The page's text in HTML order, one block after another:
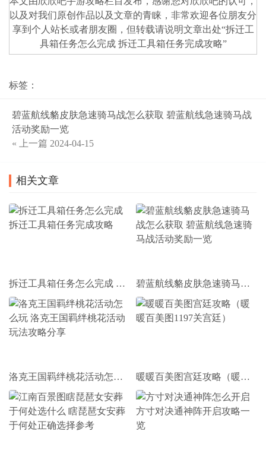
以及对我们原创作品以及文章的青睐，非常欢迎各位朋友分
享到个人站长或者朋友圈，但转载请说明文章出处“拆迁工
具箱任务怎么完成 拆迁工具箱任务完成攻略”
标签：
碧蓝航线貉皮肤急速骑马战怎么获取 碧蓝航线急速骑马战
活动奖励一览
« 上一篇 2024-04-15
相关文章
拆迁工具箱任务怎么完成 拆迁工具箱任务完成攻略 碧蓝航线貉皮肤急速骑马战怎么获取 碧蓝航线急速骑马战活动奖励一览
洛克王国羁绊桃花活动怎么玩 洛克王国羁绊桃花活动玩法攻略分享 暖暖百美图宫廷攻略（暖暖百美图1197关宫廷）